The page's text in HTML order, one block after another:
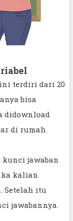
terdiri dari 20
bisa
didownload
di rumah.
jawaban
kalian
Setelah itu
jawabannya.